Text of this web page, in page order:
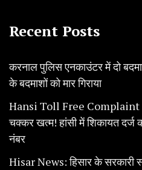
Recent Posts
करनाल पुलिस एनकाउंटर में दो
के बदमाशों को मार गिराया
Hansi Toll Free Complaint
चक्कर खत्म! हांसी में शिकायत दर्ज
नंबर
Hisar News: हिसार के सरकारी